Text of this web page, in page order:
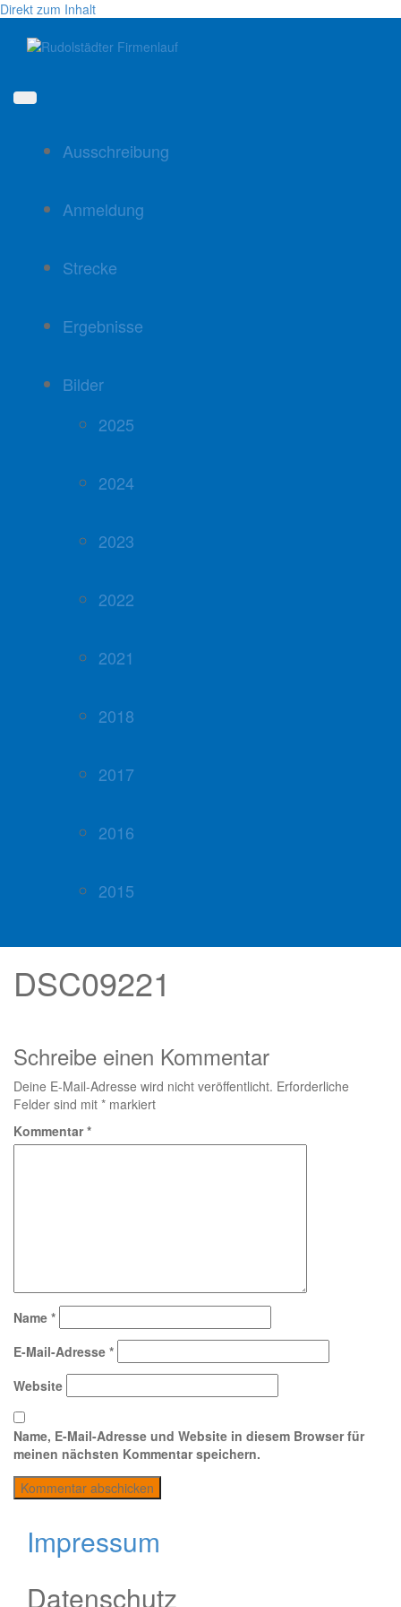
Direkt zum Inhalt
Ausschreibung
Anmeldung
Strecke
Ergebnisse
Bilder
2025
2024
2023
2022
2021
2018
2017
2016
2015
DSC09221
Schreibe einen Kommentar
Deine E-Mail-Adresse wird nicht veröffentlicht. Erforderliche
Felder sind mit * markiert
Kommentar*
Name *
E-Mail-Adresse *
Website
Name, E-Mail-Adresse und Website in diesem Browser für
meinen nächsten Kommentar speichern.
Impressum
Datenschutz